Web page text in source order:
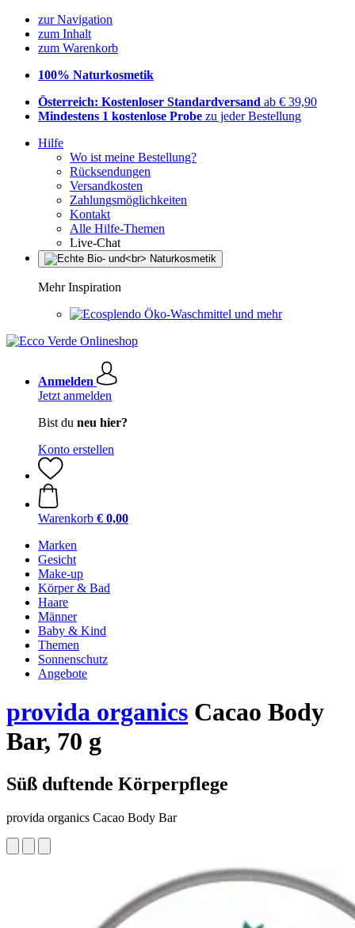
zur Navigation
zum Inhalt
zum Warenkorb
100% Naturkosmetik
Österreich: Kostenloser Standardversand ab € 39,90
Mindestens 1 kostenlose Probe zu jeder Bestellung
Hilfe
Wo ist meine Bestellung?
Rücksendungen
Versandkosten
Zahlungsmöglichkeiten
Kontakt
Alle Hilfe-Themen
Live-Chat
Mehr Inspiration
Öko-Waschmittel und mehr
Anmelden
Jetzt anmelden
Bist du neu hier?
Konto erstellen
Warenkorb € 0,00
Marken
Gesicht
Make-up
Körper & Bad
Haare
Männer
Baby & Kind
Themen
Sonnenschutz
Angebote
provida organics Cacao Body
Bar, 70 g
Süß duftende Körperpflege
provida organics Cacao Body Bar